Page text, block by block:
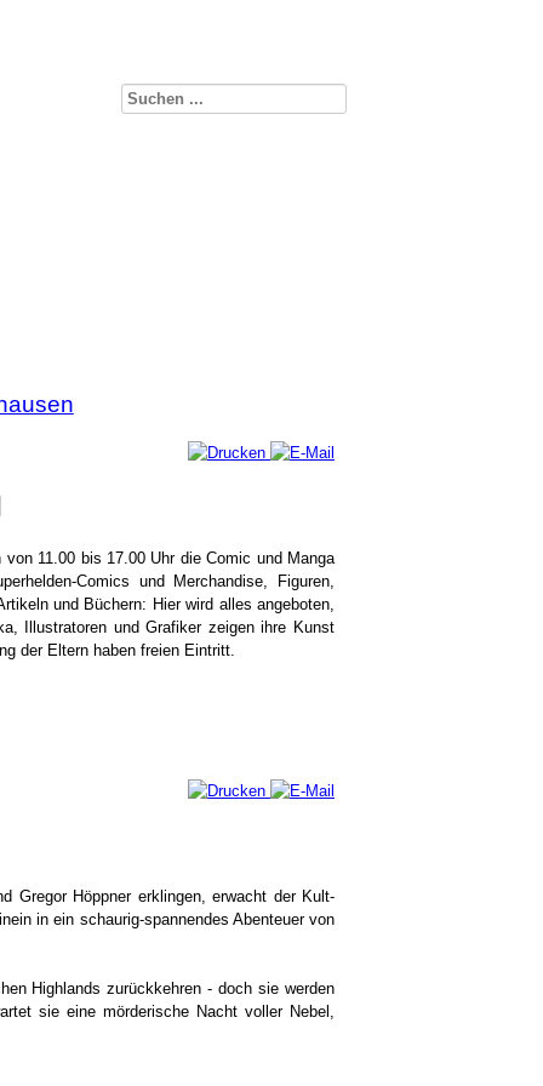
11.00 bis 17.00 Uhr die Comic und Manga
Comics und Merchandise, Figuren,
und Büchern: Hier wird alles angeboten,
Illustratoren und Grafiker zeigen ihre Kunst
der Eltern haben freien Eintritt.
Gregor Höppner erklingen, erwacht der Kult-
in ein schaurig-spannendes Abenteuer von
Highlands zurückkehren - doch sie werden
sie eine mörderische Nacht voller Nebel,